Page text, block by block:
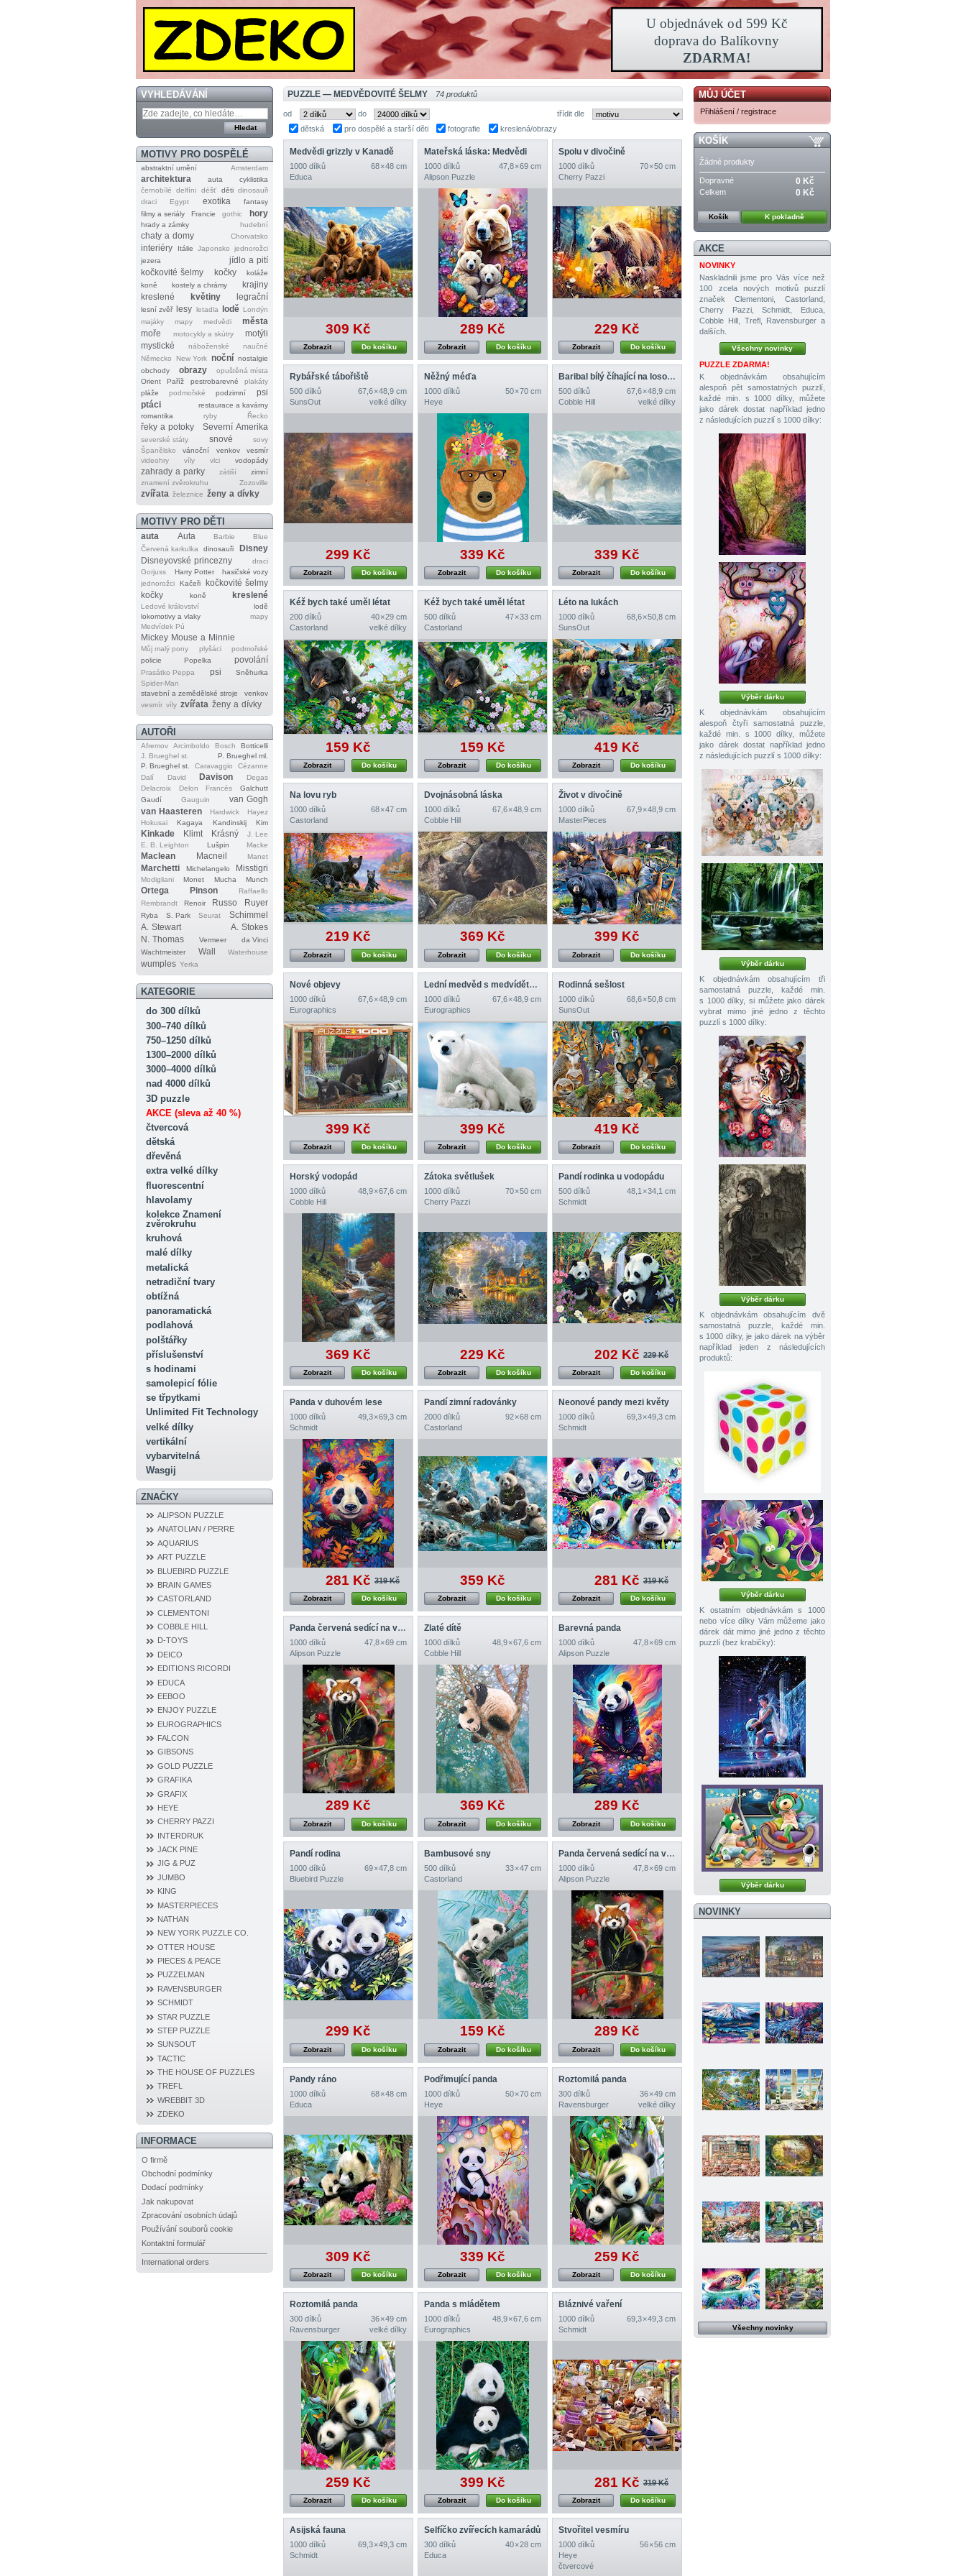
VYHLEDÁVÁNÍ
MOTIVY PRO DOSPĚLÉ
abstraktní umění Amsterdam
architektura auta
cyklistika
černobílé
delfíni déšť děti dinosauři
draci
Egypt exotika
fantasy
filmy a seriály
Francie gothic hory
hrady a zámky hudební
chaty a domy Chorvatsko
interiéry Itálie Japonsko
jednorožci
jezera
jídlo a pití
kočkovité šelmy
kočky
koláže
koně
kostely a chrámy
krajiny
kreslené
květiny legrační
lesní zvěř lesy letadla lodě Londýn
majáky
mapy medvědi
města
moře
motocykly a skútry
motýli
mystické
náboženské
naučné
Německo
New York noční nostalgie
obchody
obrazy
opuštěná místa
Orient
Paříž pestrobarevné
plakáty
pláže
podmořské podzimní
psi
ptáci
restaurace a kavárny
romantika
ryby Řecko
řeky a potoky Severní Amerika
severské státy snové
sovy
Španělsko
vánoční venkov
vesmír
videohry
víly vlci vodopády
zahrady a parky zátiší
zimní
znamení zvěrokruhu
Zozoville
zvířata železnice ženy a dívky
MOTIVY PRO DĚTI
auta Auta Barbie
Blue
Červená karkulka
dinosauři
Disney
Disneyovské princezny
draci
Gorjuss
Harry Potter
hasičské vozy
jednorožci
Kačeři
kočkovité šelmy
kočky
koně kreslené
Ledové království
lodě
lokomotivy a vlaky
mapy
Medvídek Pú
Mickey Mouse a Minnie
Můj malý pony plyšáci
podmořské
policie
Popelka povolání
Prasátko Peppa psi
Sněhurka
Spider‐Man
stavební a zemědělské stroje
venkov
vesmír víly zvířata ženy a dívky
AUTOŘI
Afremov Arcimboldo Bosch
Botticelli
J. Brueghel st.
P. Brueghel ml.
P. Brueghel st.
Caravaggio
Cézanne
Dalí
David Davison
Degas
Delacroix
Delon Francés
Galchutt
Gaudí
Gauguin
van Gogh
van Haasteren
Hardwick
Hayez
Hokusai
Kagaya Kandinskij Kim
Kinkade Klimt Krásný
J. Lee
E. B. Leighton
Lušpin Macke
Maclean Macneil Manet
Marchetti Michelangelo Misstigri
Modigliani Monet Mucha Munch
Ortega Pinson
Raffaello
Rembrandt
Renoir Russo Ruyer
Ryba S. Park Seurat
Schimmel
A. Stewart
A. Stokes
N. Thomas
Vermeer
da Vinci
Wachtmeister
Wall Waterhouse
wumples Yerka
KATEGORIE
do 300 dílků
300–740 dílků
750–1250 dílků
1300–2000 dílků
3000–4000 dílků
nad 4000 dílků
3D puzzle
AKCE (sleva až 40 %)
čtvercová
dětská
dřevěná
extra velké dílky
fluorescentní
hlavolamy
kolekce Znamení
zvěrokruhu
kruhová
malé dílky
metalická
netradiční tvary
obtížná
panoramatická
podlahová
polštářky
příslušenství
s hodinami
samolepicí fólie
se třpytkami
Unlimited Fit Technology
velké dílky
vertikální
vybarvitelná
Wasgij
ZNAČKY
ALIPSON PUZZLE
ANATOLIAN / PERRE
AQUARIUS
ART PUZZLE
BLUEBIRD PUZZLE
BRAIN GAMES
CASTORLAND
CLEMENTONI
COBBLE HILL
D‐TOYS
DEICO
EDITIONS RICORDI
EDUCA
EEBOO
ENJOY PUZZLE
EUROGRAPHICS
FALCON
GIBSONS
GOLD PUZZLE
GRAFIKA
GRAFIX
HEYE
CHERRY PAZZI
INTERDRUK
JACK PINE
JIG & PUZ
JUMBO
KING
MASTERPIECES
NATHAN
NEW YORK PUZZLE CO.
OTTER HOUSE
PIECES & PEACE
PUZZELMAN
RAVENSBURGER
SCHMIDT
STAR PUZZLE
STEP PUZZLE
SUNSOUT
TACTIC
THE HOUSE OF PUZZLES
TREFL
WREBBIT 3D
ZDEKO
INFORMACE
O firmě
Obchodní podmínky
Dodací podmínky
Jak nakupovat
Zpracování osobních údajů
Používání souborů cookie
Kontaktní formulář
International orders
PUZZLE — MEDVĚDOVITÉ ŠELMY 74 produktů
od do
třídit dle
dětská
pro dospělé a starší děti fotografie kreslená/obrazy
Medvědi grizzly v Kanadě
1000 dílků
68 × 48 cm
Educa
309 Kč
Do košíku
Zobrazit
Mateřská láska: Medvědi
1000 dílků
47,8 × 69 cm
Alipson Puzzle
289 Kč
Do košíku
Zobrazit
Spolu v divočině
1000 dílků
70 × 50 cm
Cherry Pazzi
229 Kč
Do košíku
Zobrazit
Rybářské tábořiště
500 dílků
67,6 × 48,9 cm
SunsOut
velké dílky
299 Kč
Do košíku
Zobrazit
Něžný méďa
1000 dílků
50 × 70 cm
Heye
339 Kč
Do košíku
Zobrazit
Baribal bílý číhající na lososy
500 dílků
67,6 × 48,9 cm
Cobble Hill
velké dílky
339 Kč
Do košíku
Zobrazit
Kéž bych také uměl létat
200 dílků
40 × 29 cm
Castorland
velké dílky
159 Kč
Do košíku
Zobrazit
Kéž bych také uměl létat
500 dílků
47 × 33 cm
Castorland
159 Kč
Do košíku
Zobrazit
Léto na lukách
1000 dílků
68,6 × 50,8 cm
SunsOut
419 Kč
Do košíku
Zobrazit
Na lovu ryb
1000 dílků
68 × 47 cm
Castorland
219 Kč
Do košíku
Zobrazit
Dvojnásobná láska
1000 dílků
67,6 × 48,9 cm
Cobble Hill
369 Kč
Do košíku
Zobrazit
Život v divočině
1000 dílků
67,9 × 48,9 cm
MasterPieces
399 Kč
Do košíku
Zobrazit
Nové objevy
1000 dílků
67,6 × 48,9 cm
Eurographics
399 Kč
Do košíku
Zobrazit
Lední medvěd s medvídětem
1000 dílků
67,6 × 48,9 cm
Eurographics
399 Kč
Do košíku
Zobrazit
Rodinná sešlost
1000 dílků
68,6 × 50,8 cm
SunsOut
419 Kč
Do košíku
Zobrazit
Horský vodopád
1000 dílků
48,9 × 67,6 cm
Cobble Hill
369 Kč
Do košíku
Zobrazit
Zátoka světlušek
1000 dílků
70 × 50 cm
Cherry Pazzi
229 Kč
Do košíku
Zobrazit
Pandí rodinka u vodopádu
500 dílků
48,1 × 34,1 cm
Schmidt
202 Kč 229 Kč
Do košíku
Zobrazit
Panda v duhovém lese
1000 dílků
49,3 × 69,3 cm
Schmidt
281 Kč 319 Kč
Do košíku
Zobrazit
Pandí zimní radovánky
2000 dílků
92 × 68 cm
Castorland
359 Kč
Do košíku
Zobrazit
Neonové pandy mezi květy
1000 dílků
69,3 × 49,3 cm
Schmidt
281 Kč 319 Kč
Do košíku
Zobrazit
Panda červená sedící na větvi
1000 dílků
47,8 × 69 cm
Alipson Puzzle
289 Kč
Do košíku
Zobrazit
Zlaté dítě
1000 dílků
48,9 × 67,6 cm
Cobble Hill
369 Kč
Do košíku
Zobrazit
Barevná panda
1000 dílků
47,8 × 69 cm
Alipson Puzzle
289 Kč
Do košíku
Zobrazit
Pandí rodina
1000 dílků
69 × 47,8 cm
Bluebird Puzzle
299 Kč
Do košíku
Zobrazit
Bambusové sny
500 dílků
33 × 47 cm
Castorland
159 Kč
Do košíku
Zobrazit
Panda červená sedící na větvi
1000 dílků
47,8 × 69 cm
Alipson Puzzle
289 Kč
Do košíku
Zobrazit
Pandy ráno
1000 dílků
68 × 48 cm
Educa
309 Kč
Do košíku
Zobrazit
Podřimující panda
1000 dílků
50 × 70 cm
Heye
339 Kč
Do košíku
Zobrazit
Roztomilá panda
300 dílků
36 × 49 cm
Ravensburger
velké dílky
259 Kč
Do košíku
Zobrazit
Roztomilá panda
300 dílků
36 × 49 cm
Ravensburger
velké dílky
259 Kč
Do košíku
Zobrazit
Panda s mládětem
1000 dílků
48,9 × 67,6 cm
Eurographics
399 Kč
Do košíku
Zobrazit
Bláznivé vaření
1000 dílků
69,3 × 49,3 cm
Schmidt
281 Kč 319 Kč
Do košíku
Zobrazit
Asijská fauna
1000 dílků
69,3 × 49,3 cm
Schmidt
Selfíčko zvířecích kamarádů
300 dílků
40 × 28 cm
Educa
Stvořitel vesmíru
1000 dílků
56 × 56 cm
Heye
čtvercové
MŮJ ÚČET
Přihlášení / registrace
KOŠÍK
Žádné produkty
Dopravné 0 Kč
Celkem 0 Kč
Košík K pokladně
AKCE
NOVINKY
Naskladnili jsme pro Vás více než
100 zcela nových motivů puzzlí
značek Clementoni, Castorland,
Cherry Pazzi, Schmidt, Educa,
Cobble Hill, Trefl, Ravensburger a
dalších.
Všechny novinky
PUZZLE ZDARMA!
K objednávkám obsahujícím
alespoň pět samostatných puzzlí,
každé min. s 1000 dílky, můžete
jako dárek dostat například jedno
z následujících puzzlí s 1000 dílky:
Výběr dárku
K objednávkám obsahujícím
alespoň čtyři samostatná puzzle,
každé min. s 1000 dílky, můžete
jako dárek dostat například jedno
z následujících puzzlí s 1000 dílky:
Výběr dárku
K objednávkám obsahujícím tři
samostatná puzzle, každé min.
s 1000 dílky, si můžete jako dárek
vybrat mimo jiné jedno z těchto
puzzlí s 1000 dílky:
Výběr dárku
K objednávkám obsahujícím dvě
samostatná puzzle, každé min.
s 1000 dílky, je jako dárek na výběr
například jeden z následujících
produktů:
Výběr dárku
K ostatním objednávkám s 1000
nebo více dílky Vám můžeme jako
dárek dát mimo jiné jedno z těchto
puzzlí (bez krabičky):
Výběr dárku
NOVINKY
Všechny novinky